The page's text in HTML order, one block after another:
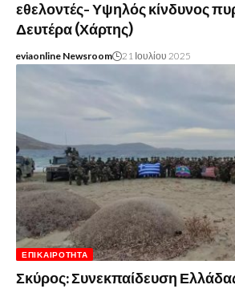
εθελοντές- Υψηλός κίνδυνος
Δευτέρα (Χάρτης)
eviaonline Newsroom 21 Ιουλίου 2025
ΕΠΙΚΑΙΡΌΤΗΤΑ
Σκύρος: Συνεκπαίδευση